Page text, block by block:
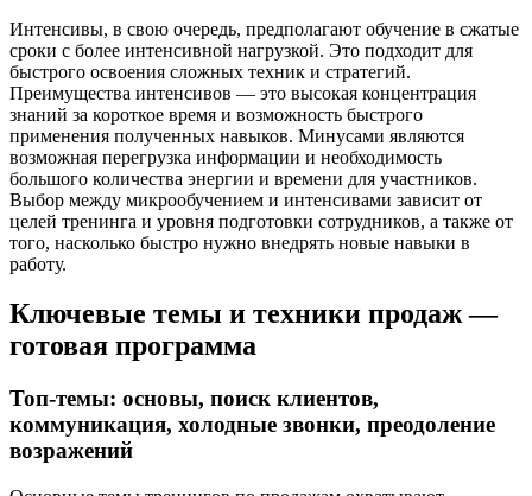
Интенсивы, в свою очередь, предполагают обучение в сжатые
сроки с более интенсивной нагрузкой. Это подходит для
быстрого освоения сложных техник и стратегий.
Преимущества интенсивов — это высокая концентрация
знаний за короткое время и возможность быстрого
применения полученных навыков. Минусами являются
возможная перегрузка информации и необходимость
большого количества энергии и времени для участников.
Выбор между микрообучением и интенсивами зависит от
целей тренинга и уровня подготовки сотрудников, а также от
того, насколько быстро нужно внедрять новые навыки в
работу.
Ключевые темы и техники продаж —
готовая программа
Топ-темы: основы, поиск клиентов,
коммуникация, холодные звонки, преодоление
возражений